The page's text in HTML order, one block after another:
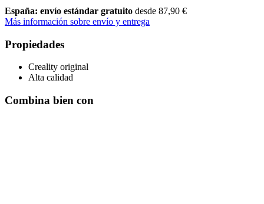
España: envío estándar gratuito desde 87,90 €
Más información sobre envío y entrega
Propiedades
Creality original
Alta calidad
Combina bien con